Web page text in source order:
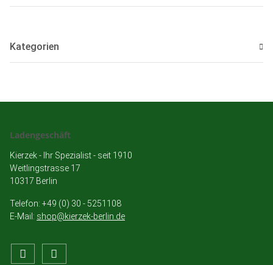
Kategorien
Ladengeschäft
Kierzek - Ihr Spezialist - seit 1910
Weitlingstrasse 17
10317 Berlin
Telefon: +49 (0) 30 - 5251108
E-Mail: shop@kierzek-berlin.de